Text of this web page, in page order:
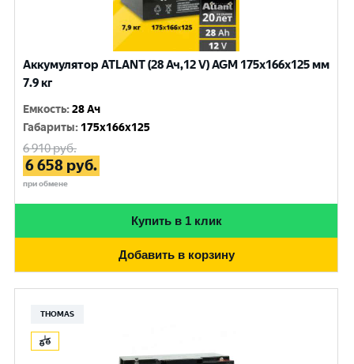
Аккумулятор ATLANT (28 Ач,12 V) AGM 175x166x125 мм
7.9 кг
Емкость:28 Ач
Габариты: 175x166x125
6 910руб.
6 658 руб.
при обмене
Купить в 1 клик
Добавить в корзину
THOMAS